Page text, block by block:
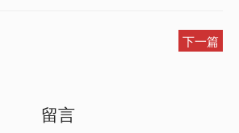
下一篇
留言